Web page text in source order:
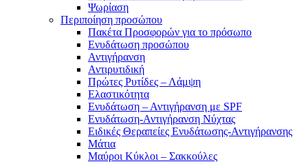
Ψωρίαση
Περιποίηση προσώπου
Πακέτα Προσφορών για το πρόσωπο
Ενυδάτωση προσώπου
Αντιγήρανση
Αντιρυτιδική
Πρώτες Ρυτίδες – Λάμψη
Ελαστικότητα
Ενυδάτωση – Αντιγήρανση με SPF
Ενυδάτωση-Αντιγήρανση Νύχτας
Ειδικές Θεραπείες Ενυδάτωσης-Αντιγήρανσης
Μάτια
Μαύροι Κύκλοι – Σακκούλες